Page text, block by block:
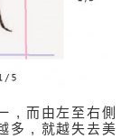
, 而由左至右側
多 , 就越失去美